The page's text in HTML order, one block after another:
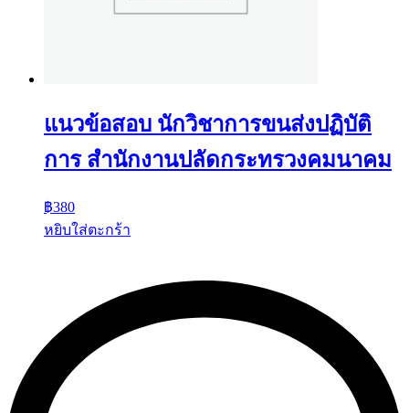
แนวข้อสอบ นักวิชาการขนส่งปฏิบัติ
การ สำนักงานปลัดกระทรวงคมนาคม
฿380
หยิบใส่ตะกร้า